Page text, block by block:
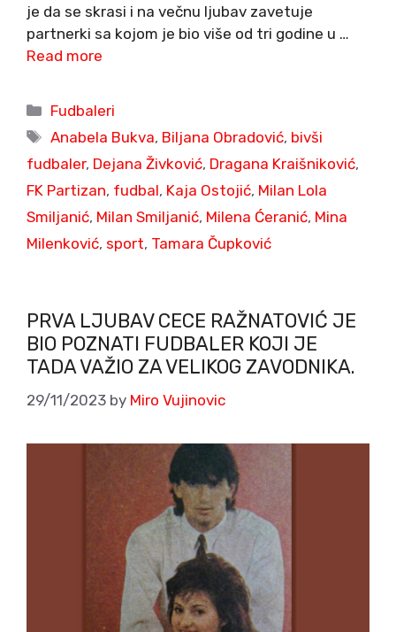
je da se skrasi i na večnu ljubav zavetuje
partnerki sa kojom je bio više od tri godine u …
Read more
Categories
Fudbaleri
Tags
Anabela Bukva, Biljana Obradović, bivši
fudbaler, Dejana Živković, Dragana Kraišniković,
FK Partizan, fudbal, Kaja Ostojić, Milan Lola
Smiljanić, Milan Smiljanić, Milena Ćeranić, Mina
Milenković, sport, Tamara Čupković
PRVA LJUBAV CECE RAŽNATOVIĆ JE
BIO POZNATI FUDBALER KOJI JE
TADA VAŽIO ZA VELIKOG ZAVODNIKA.
29/11/2023 by Miro Vujinovic